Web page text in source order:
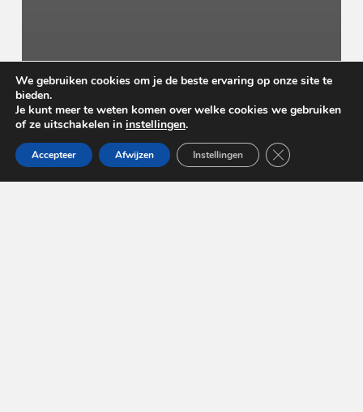
We gebruiken cookies om je de beste ervaring op onze site te
bieden.
Je kunt meer te weten komen over welke cookies we gebruiken
of ze uitschakelen in instellingen.
Accepteer Afwijzen Instellingen Sluit AVG/